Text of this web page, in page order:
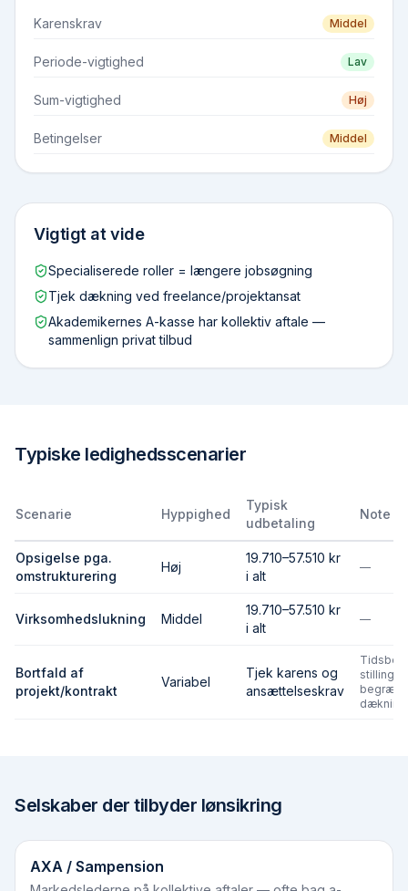
Karenskrav Middel
Periode-vigtighed Lav
Sum-vigtighed Høj
Betingelser Middel
Vigtigt at vide
Specialiserede roller = længere jobsøgning
Tjek dækning ved freelance/projektansat
Akademikernes A-kasse har kollektiv aftale —
sammenlign privat tilbud
Typiske ledighedsscenarier
Scenarie Hyppighed
Typisk
udbetaling
Note
Opsigelse pga.
omstrukturering
Høj
19.710–57.510 kr
i alt
—
Virksomhedslukning Middel
19.710–57.510 kr
i alt
—
Bortfald af
projekt/kontrakt
Variabel
Tjek karens og
ansættelseskrav
dækning
Selskaber der tilbyder lønsikring
AXA / Sampension